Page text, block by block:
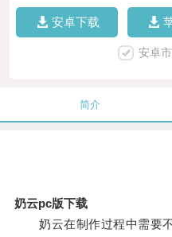
安卓下载
安卓
简介
奶云pc版下载
奶云在制作过程中需要不